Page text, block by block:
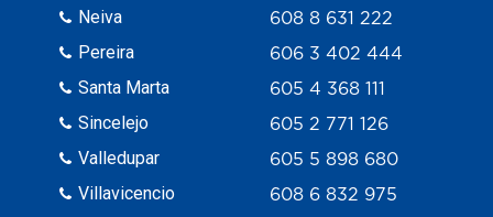
Neiva
Pereira
Santa Marta
Sincelejo
Valledupar
Villavicencio
608 8 631 222
606 3 402 444
605 4 368 111
605 2 771 126
605 5 898 680
608 6 832 975